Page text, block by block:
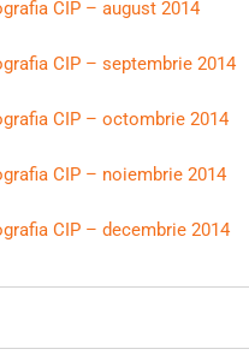
CIP – august 2014
CIP – septembrie 2014
CIP – octombrie 2014
CIP – noiembrie 2014
CIP – decembrie 2014